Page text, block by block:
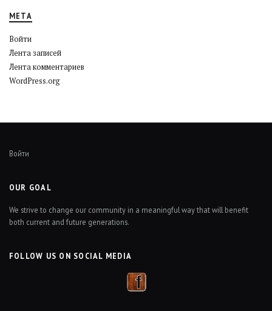
МЕТА
Войти
Лента записей
Лента комментариев
WordPress.org
Войти
OUR GOAL
We strive to change our community in a meaningful way that will benefit
both current and future generations.
FOLLOW US ON SOCIAL MEDIA